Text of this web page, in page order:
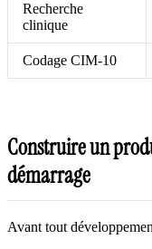
Recherche
clinique
Codage CIM-10
Construire un
démarrage
Avant tout